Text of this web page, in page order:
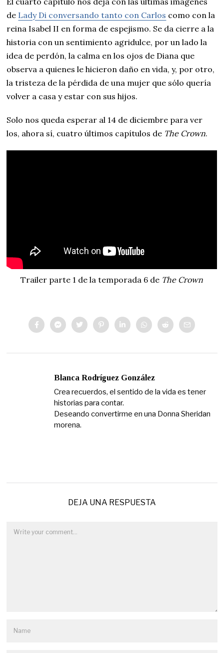
de Lady Di conversando tanto con Carlos como con la
reina Isabel II en forma de espejismo. Se da cierre a la
historia con un sentimiento agridulce, por un lado la
idea de perdón, la calma en los ojos de Diana que
observa a quienes le hicieron daño en vida, y, por otro,
la tristeza de la pérdida de una mujer que sólo quería
volver a casa y estar con sus hijos.
Solo nos queda esperar al 14 de diciembre para ver
los, ahora sí, cuatro últimos capítulos de The Crown.
Trailer parte 1 de la temporada 6 de The Crown
Blanca Rodríguez González
Crea recuerdos, el sentido de la vida es tener
historias para contar.
Deseando convertirme en una Donna Sheridan
morena.
DEJA UNA RESPUESTA